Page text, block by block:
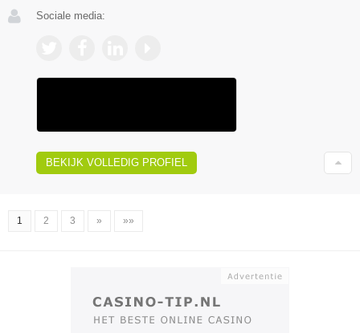
Sociale media:
BEKIJK VOLLEDIG PROFIEL
1 2 3 » »»